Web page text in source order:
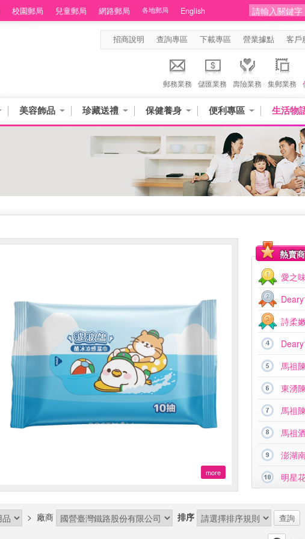
校園郵局 兒童郵局 網路郵局 各地郵局 English
招商說明 查詢專區 下載專區 營業據點 客戶
郵務業務 儲匯業務 壽險業務 集郵業務
美容飾品 珍藏送禮 保健養身 便利專區 生活物
more
熱賣
愛之
詩柔
馬祖
東湧
馬祖
明星
> 廠商 排序